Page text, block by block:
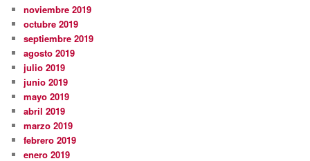
noviembre 2019
octubre 2019
septiembre 2019
agosto 2019
julio 2019
junio 2019
mayo 2019
abril 2019
marzo 2019
febrero 2019
enero 2019